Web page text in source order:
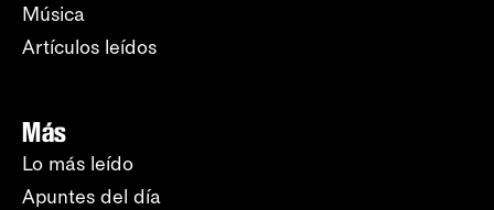
Música
Artículos leídos
Más
Lo más leído
Apuntes del día